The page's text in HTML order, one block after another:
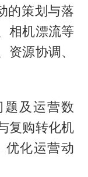
的策划与落
相机漂流等
源协调、
及运营数
复购转化机
优化运营动